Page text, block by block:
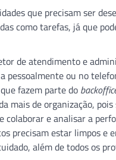
que precisam ser
como tarefas, já que
de atendimento e
pessoalmente ou no
fazem parte do
mais de organização,
colaborar e analisar a
precisam estar limpos e
além de todos os